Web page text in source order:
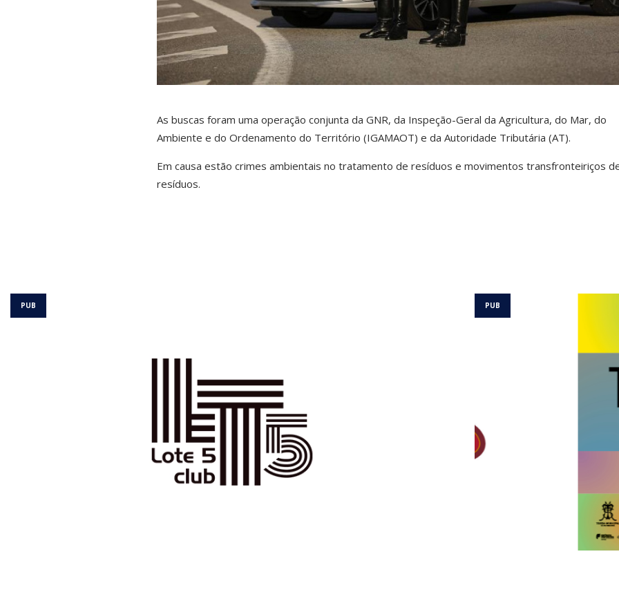
As buscas foram uma operação conjunta da GNR, da Inspeção-Geral da Agricultura, do Mar, do
Ambiente e do Ordenamento do Território (IGAMAOT) e da Autoridade Tributária (AT).
Em causa estão crimes ambientais no tratamento de resíduos e movimentos transfronteiriços
resíduos.